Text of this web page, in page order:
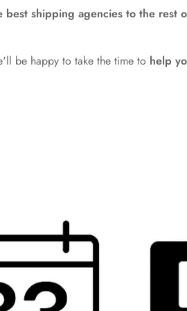
shipping agencies to the rest
be happy to take the time to help